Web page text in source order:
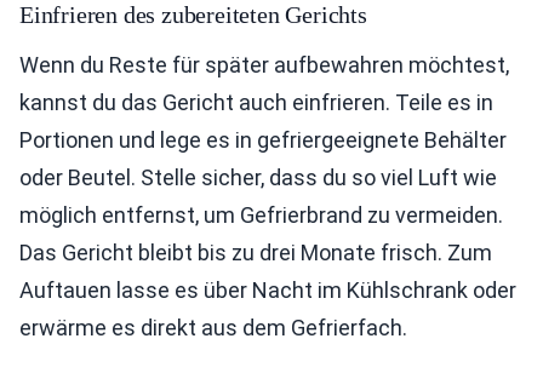
Einfrieren des zubereiteten Gerichts
Wenn du Reste für später aufbewahren möchtest,
kannst du das Gericht auch einfrieren. Teile es in
Portionen und lege es in gefriergeeignete Behälter
oder Beutel. Stelle sicher, dass du so viel Luft wie
möglich entfernst, um Gefrierbrand zu vermeiden.
Das Gericht bleibt bis zu drei Monate frisch. Zum
Auftauen lasse es über Nacht im Kühlschrank oder
erwärme es direkt aus dem Gefrierfach.